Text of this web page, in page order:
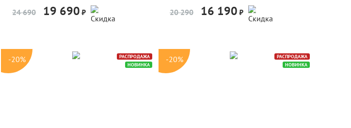
24 690 19 690 ₽ -20% 20 290 16 190 ₽ -20%
-20%
РАСПРОДАЖА
НОВИНКА
-20%
РАСПРОДАЖА
НОВИНКА